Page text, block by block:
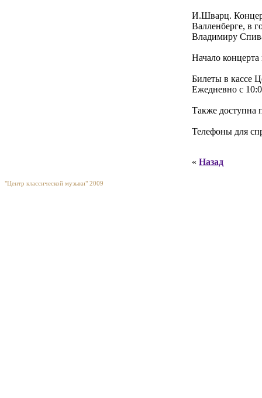
И.Шварц.
Валленберге, в
Владимиру
Начало концерта
Билеты в кассе
Ежедневно с
Также доступна
Телефоны для
« Назад
"Центр классической музыки" 2009